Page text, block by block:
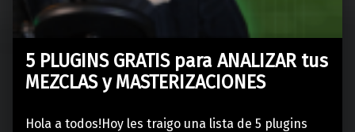
5 PLUGINS GRATIS para ANALIZAR tus
MEZCLAS y MASTERIZACIONES
Hola a todos!Hoy les traigo una lista de 5 plugins